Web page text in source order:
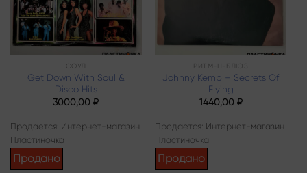
СОУЛ
Get Down With Soul &
Disco Hits
3000,00₽
Продается: Интернет-магазин
Пластиночка
Продано
РИТМ-Н-БЛЮЗ
Johnny Kemp – Secrets Of
Flying
1440,00 ₽
Продается: Интернет-магазин
Пластиночка
Продано